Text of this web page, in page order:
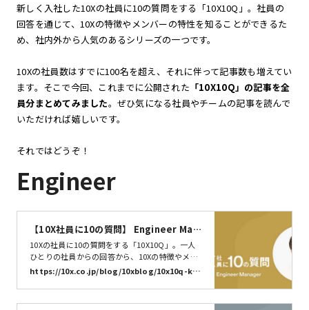
新しく入社した10Xの社員に10の質問をする「10X10Q」。社員の
回答を通じて、10Xの特徴やメンバーの特性を知ることができるた
め、社内外から人気のあるシリーズの一つです。
10Xの社員数はすでに100名を超え、それに伴って記事数も増えてい
ます。そこで今回、これまでに公開された 「10X10Q」の記事を全
員分まとめてみました。ぜひ気になる社員やチームの記事を読んで
いただければ嬉しいです。
それではどうぞ！
Engineer
【10X社員に10の質問】 Engineer Man
ager 小迫 明弘 | 株式会社10X
10Xの社員に10の質問をする「10X10Q」。一人
ひとりの社員からの回答から、10Xの特徴やメン
バーの特性を知るきっかけになればうれしいで
す。今回は、Engineer Manager 小迫 明弘さんに
10の質問に答えていただきました。それでは早速
いってみましょう。10X10Q、スタート！
https://10x.co.jp/blog/10xblog/10x10q-ko